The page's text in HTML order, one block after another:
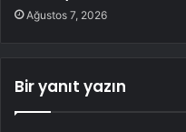
Ağustos 7, 2026
Bir yanıt yazın